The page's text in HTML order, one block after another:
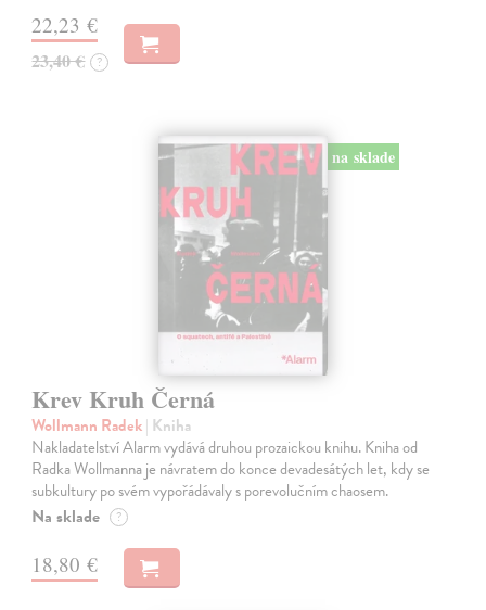
22,23 €
23,40 € ?
na sklade
Krev Kruh Černá
Wollmann Radek| Kniha
Nakladatelství Alarm vydává druhou prozaickou knihu. Kniha od
Radka Wollmanna je návratem do konce devadesátých let, kdy se
subkultury po svém vypořádávaly s porevolučním chaosem.
Na sklade ?
18,80 €